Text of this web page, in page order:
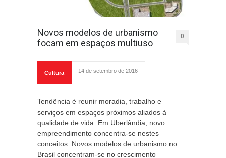
Novos modelos de urbanismo
focam em espaços multiuso
0
Cultura 14 de setembro de 2016
Tendência é reunir moradia, trabalho e
serviços em espaços próximos aliados à
qualidade de vida. Em Uberlândia, novo
empreendimento concentra-se nestes
conceitos. Novos modelos de urbanismo no
Brasil concentram-se no crescimento